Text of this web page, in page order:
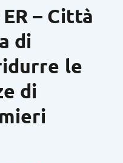
– Città
di
le
di